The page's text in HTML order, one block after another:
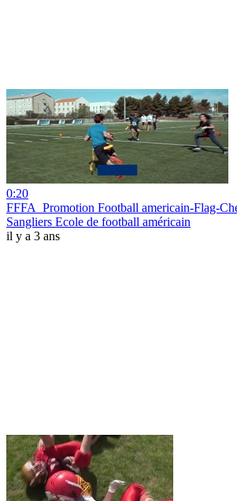
0:20
FFFA_Promotion Football americain-Flag-
Sangliers Ecole de football américain
il y a 3 ans